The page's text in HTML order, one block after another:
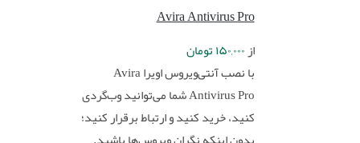
Avira Antivirus Pro
از۱۵۰,۰۰۰تومان
با نصب آنتی‌ویروس اویرا Avira
Antivirus Pro شما می‌توانید وب‌گردی
کنید، خرید کنید و ارتباط برقرار کنید؛